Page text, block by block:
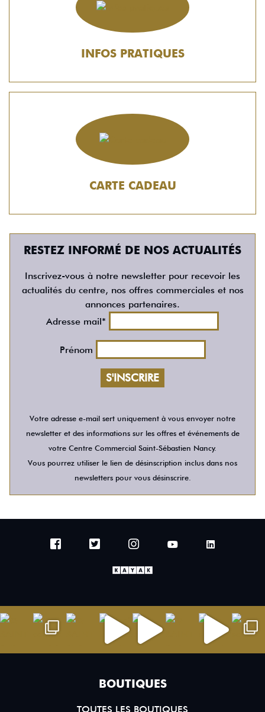
INFOS PRATIQUES
CARTE CADEAU
RESTEZ INFORMÉ DE NOS ACTUALITÉS
Inscrivez-vous à notre newsletter pour recevoir les
actualités du centre, nos offres commerciales et nos
annonces partenaires.
Adresse mail*
Prénom
Votre adresse e-mail sert uniquement à vous envoyer notre
newsletter et des informations sur les offres et événements de
votre Centre Commercial Saint-Sébastien Nancy.
Vous pourrez utiliser le lien de désinscription inclus dans nos
newsletters pour vous désinscrire.
BOUTIQUES
TOUTES LES BOUTIQUES